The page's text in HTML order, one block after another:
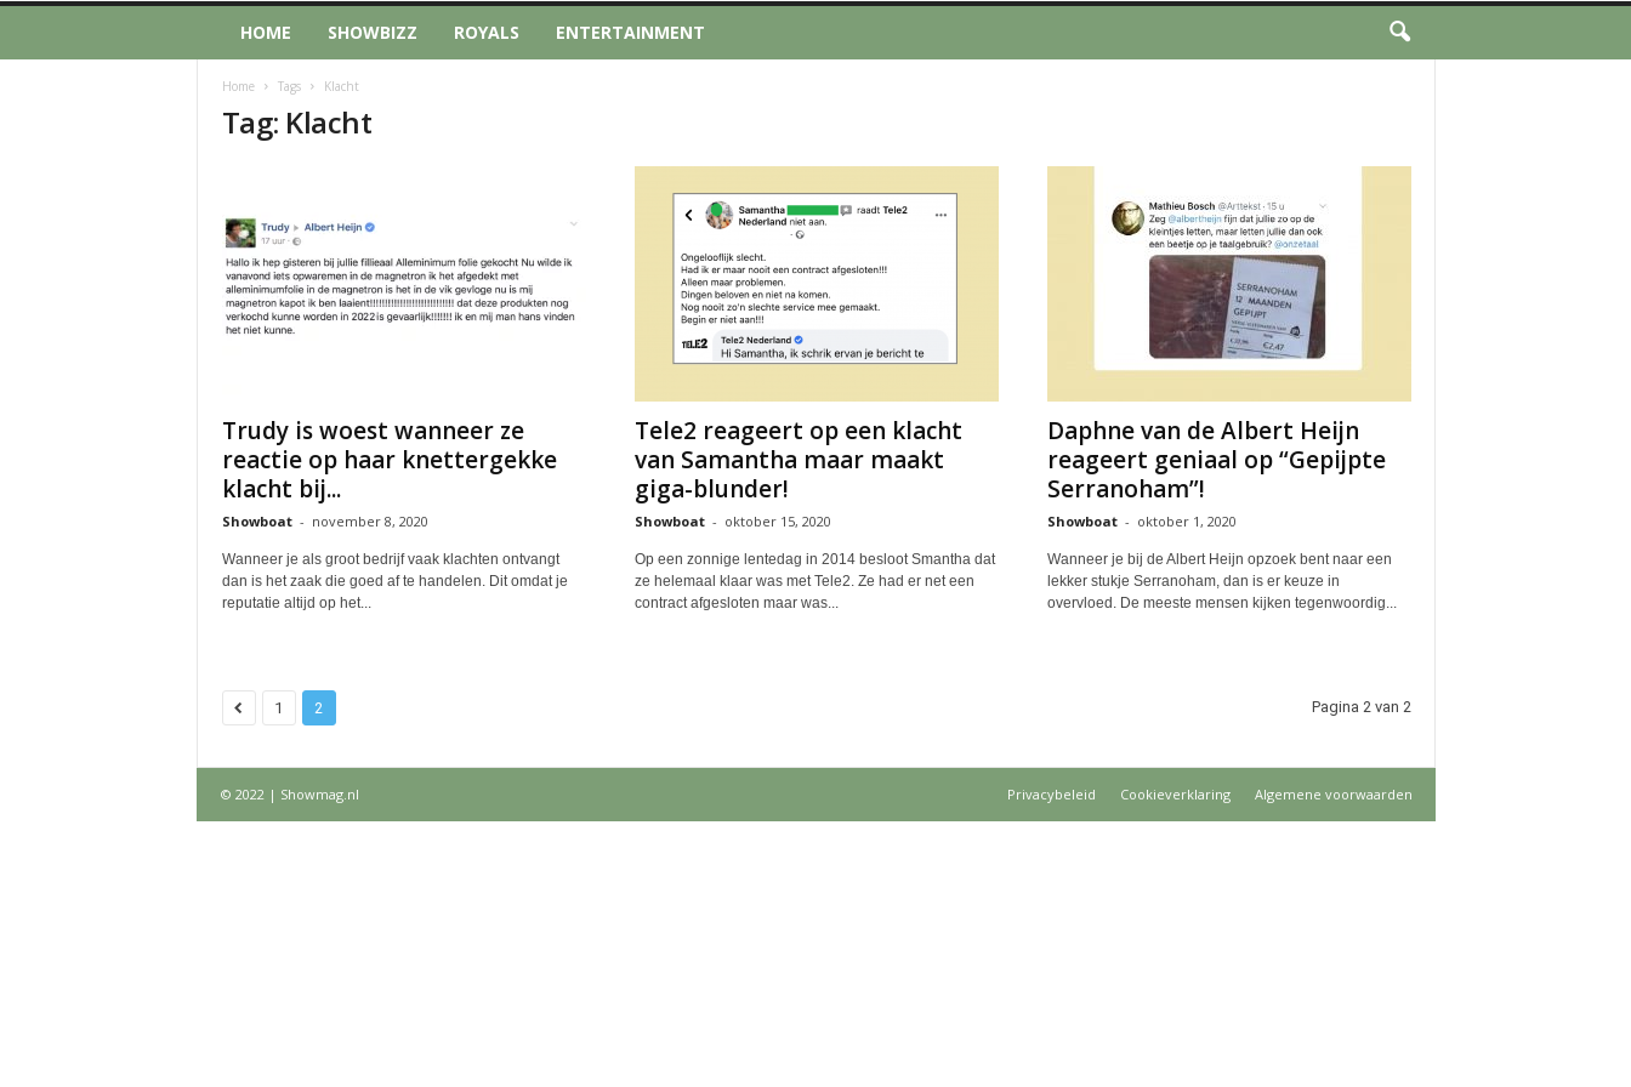
HOME SHOWBIZZ ROYALS ENTERTAINMENT
Home Tags Klacht
Tag: Klacht
Trudy is woest wanneer ze
reactie op haar knettergekke
klacht bij...
Showboat - november 8, 2020
Wanneer je als groot bedrijf vaak klachten ontvangt
dan is het zaak die goed af te handelen. Dit omdat je
reputatie altijd op het...
Tele2 reageert op een klacht
van Samantha maar maakt
giga-blunder!
Showboat - oktober 15, 2020
Op een zonnige lentedag in 2014 besloot Smantha dat
ze helemaal klaar was met Tele2. Ze had er net een
contract afgesloten maar was...
Daphne van de Albert Heijn
reageert geniaal op “Gepijpte
Serranoham”!
Showboat - oktober 1, 2020
Wanneer je bij de Albert Heijn opzoek bent naar een
lekker stukje Serranoham, dan is er keuze in
overvloed. De meeste mensen kijken tegenwoordig...
1 2 Pagina 2 van 2
Privacybeleid Cookieverklaring Algemene voorwaarden
© 2022 | Showmag.nl